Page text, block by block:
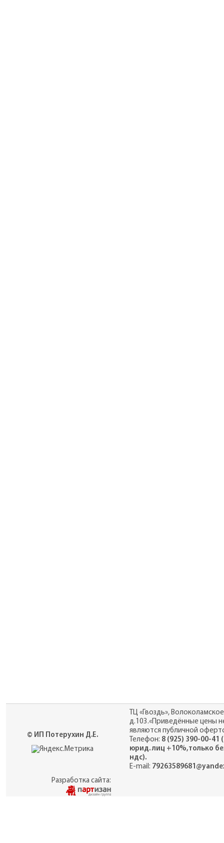
© ИП Потерухин Д.Е.
ТЦ «Гвоздь»,
д.103.«Приведённые цены
являются публичной
Телефон: 8 (925) 390-00-41
юрид. лиц +10%,только
ндс).
E-mail:
Разработка сайта: